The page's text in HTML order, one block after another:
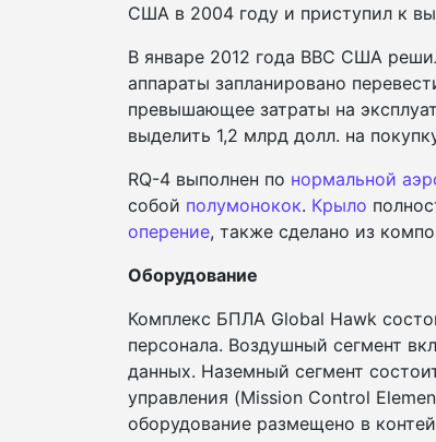
США в 2004 году и приступил к
В январе 2012 года ВВС США
аппараты запланировано
превышающее затраты на
выделить 1,2 млрд долл. на
RQ-4 выполнен по нормальной
собой полумонокок. Крыло
оперение, также сделано из
Оборудование
Комплекс БПЛА Global Hawk
персонала. Воздушный сегмент
данных. Наземный сегмент
управления (Mission Control
оборудование размещено в